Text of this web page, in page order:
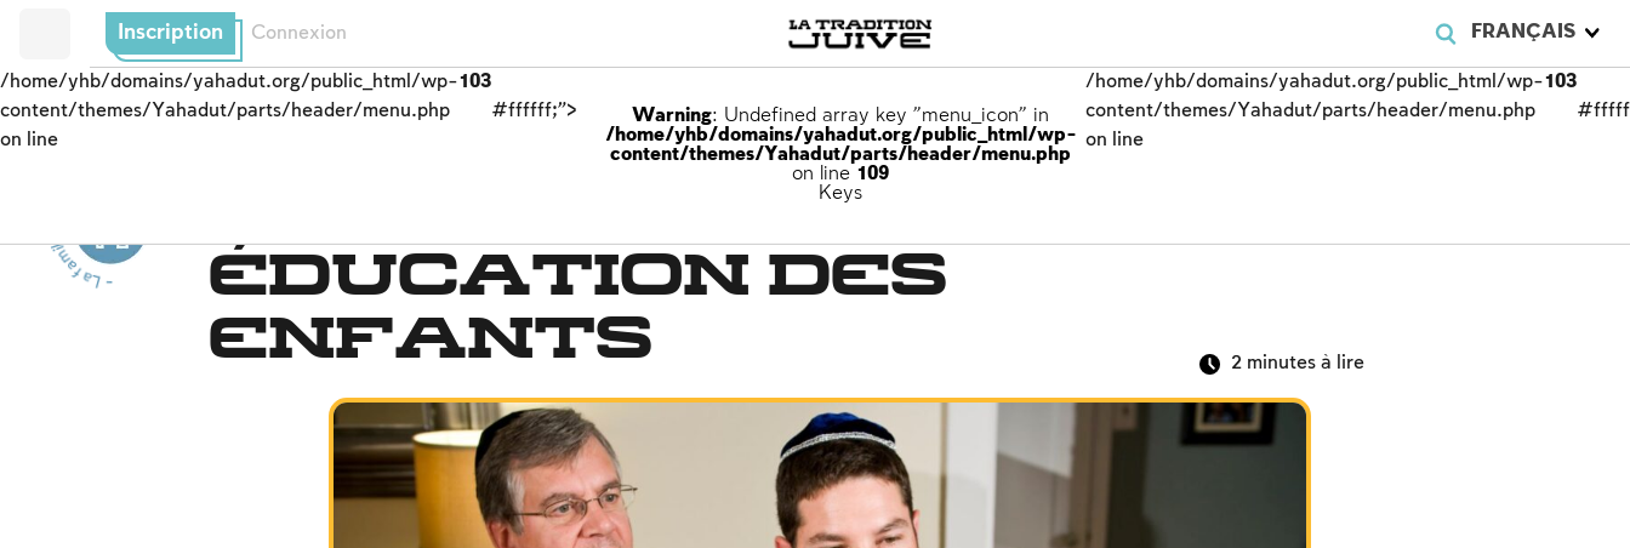
FRANÇAIS
Inscription Connexion
/home/yhb/domains/yahadut.org/public_html/wp-
content/themes/Yahadut/parts/header/menu.php
on line
103
#ffffff;">
Warning: Undefined array key "menu_icon" in
/home/yhb/domains/yahadut.org/public_html/wp-
content/themes/Yahadut/parts/header/menu.php
on line 109
Keys
/home/yhb/domains/yahadut.org/public_html/wp-
content/themes/Yahadut/parts/header/menu.php
on line
103
- L
a
f
a
m
il
l
e
j
u
i
v
e
-
L
a fam
ille
j
u
i
v
e Éducation des
enfants
2 minutes à lire